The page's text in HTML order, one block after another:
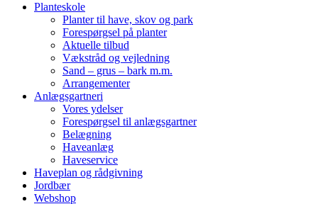
Planteskole
Planter til have, skov og park
Forespørgsel på planter
Aktuelle tilbud
Vækstråd og vejledning
Sand – grus – bark m.m.
Arrangementer
Anlægsgartneri
Vores ydelser
Forespørgsel til anlægsgartner
Belægning
Haveanlæg
Haveservice
Haveplan og rådgivning
Jordbær
Webshop